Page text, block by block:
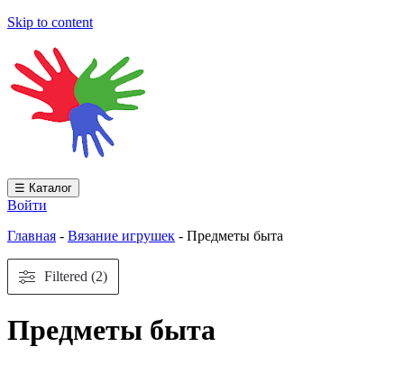
Skip to content
☰ Каталог
Войти
Главная - Вязание игрушек - Предметы быта
Filtered (2)
Предметы быта